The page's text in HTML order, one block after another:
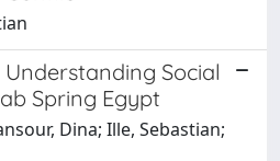
Social
Spring Egypt
Dina; Ille, Sebastian;